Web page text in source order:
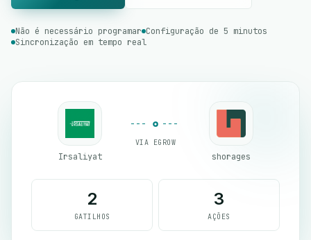
Não é necessário programar Configuração de 5 minutos
Sincronização em tempo real
Irsaliyat
VIA EGROW
shorages
2
GATILHOS
3
AÇÕES